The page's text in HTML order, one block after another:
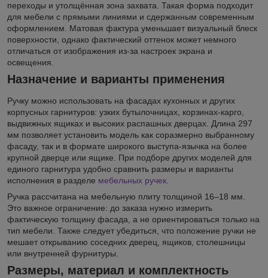
переходы и утолщённая зона захвата. Такая форма подходит
для мебели с прямыми линиями и сдержанным современным
оформлением. Матовая фактура уменьшает визуальный блеск
поверхности, однако фактический оттенок может немного
отличаться от изображения из-за настроек экрана и
освещения.
Назначение и варианты применения
Ручку можно использовать на фасадах кухонных и других
корпусных гарнитуров: узких бутылочницах, корзинах-карго,
выдвижных ящиках и высоких распашных дверцах. Длина 297
мм позволяет установить модель как соразмерно выбранному
фасаду, так и в формате широкого выступа-язычка на более
крупной дверце или ящике. При подборе других моделей для
единого гарнитура удобно сравнить размеры и варианты
исполнения в разделе мебельных ручек
Ручка рассчитана на мебельную плиту толщиной 16–18 мм.
Это важное ограничение: до заказа нужно измерить
фактическую толщину фасада, а не ориентироваться только на
тип мебели. Также следует убедиться, что положение ручки не
мешает открыванию соседних дверец, ящиков, столешницы
или внутренней фурнитуры.
Размеры, материал и комплектность